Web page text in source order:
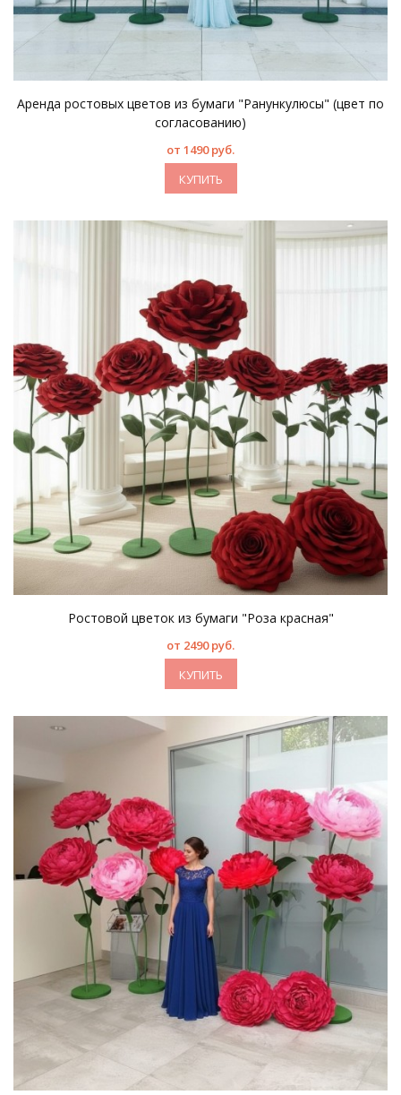
Аренда ростовых цветов из бумаги "Ранункулюсы" (цвет по
согласованию)
от 1490 руб.
КУПИТЬ
Ростовой цветок из бумаги "Роза красная"
от 2490 руб.
КУПИТЬ